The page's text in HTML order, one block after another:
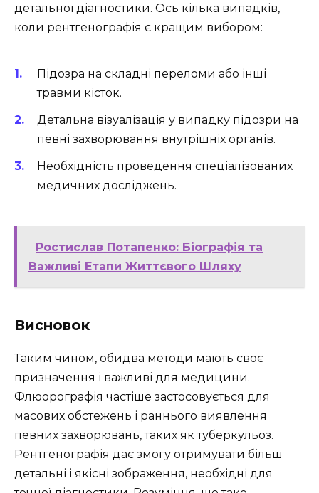
детальної діагностики. Ось кілька випадків,
коли рентгенографія є кращим вибором:
Підозра на складні переломи або інші
травми кісток.
Детальна візуалізація у випадку підозри на
певні захворювання внутрішніх органів.
Необхідність проведення спеціалізованих
медичних досліджень.
Ростислав Потапенко: Біографія та
Важливі Етапи Життєвого Шляху
Висновок
Таким чином, обидва методи мають своє
призначення і важливі для медицини.
Флюорографія частіше застосовується для
масових обстежень і раннього виявлення
певних захворювань, таких як туберкульоз.
Рентгенографія дає змогу отримувати більш
детальні і якісні зображення, необхідні для